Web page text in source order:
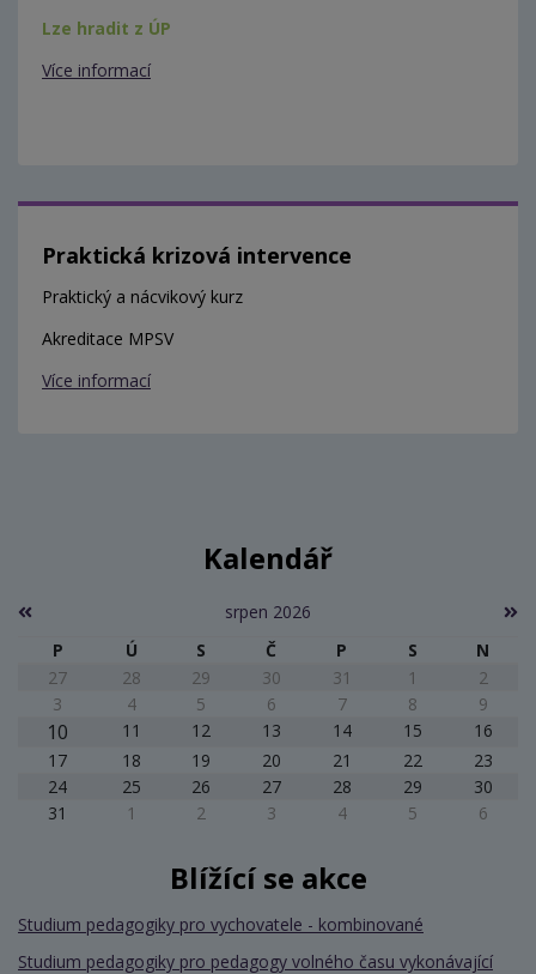
Lze hradit z ÚP
Více informací
Praktická krizová intervence
Praktický a nácvikový kurz
Akreditace MPSV
Více informací
Kalendář
srpen 2026
P
Ú S Č P S
N
27
28 29 30 31 1
2
3
4 5 6 7 8 9
10 11 12 13 14 15
16
17
18 19 20 21 22
23
24
25 26 27 28 29
30
31
1 2 3 4 5 6
Blížící se akce
Studium pedagogiky pro vychovatele - kombinované
Studium pedagogiky pro pedagogy volného času vykonávající